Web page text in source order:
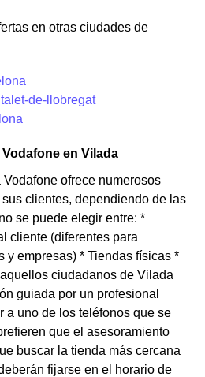
en otras ciudades de
de-llobregat
en Vilada
ofrece numerosos
clientes, dependiendo de las
se puede elegir entre: *
cliente (diferentes para
y empresas) * Tiendas físicas *
ciudadanos de Vilada
guiada por un profesional
a uno de los teléfonos que se
que el asesoramiento
buscar la tienda más cercana
fijarse en el horario de